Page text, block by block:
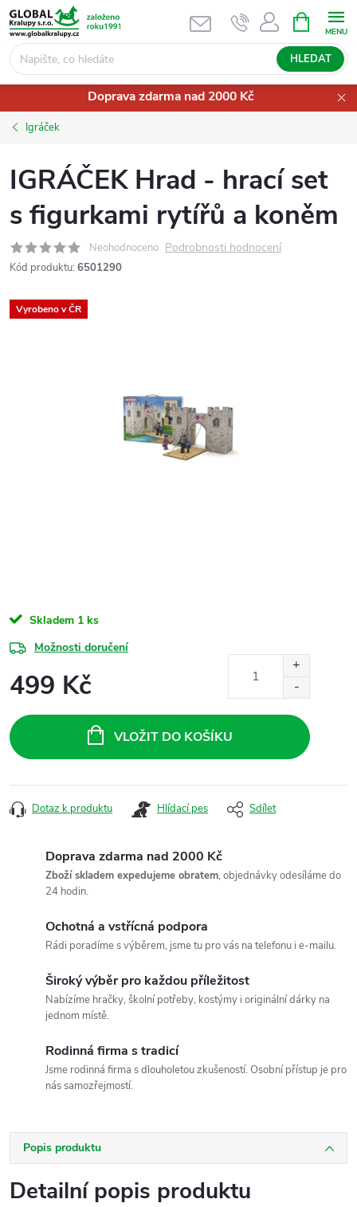
Přejít
na
obsah
HLEDAT
NÁKUPNÍ
KOŠÍK
Doprava zdarma nad 2000 Kč
Igráček
IGRÁČEK Hrad - hrací set
s figurkami rytířů a koněm
Neohodnoceno Podrobnosti hodnocení
Kód produktu: 6501290
Vyrobeno v ČR
Skladem 1 ks
Možnosti doručení
499 Kč
cena:
VLOŽIT DO KOŠÍKU
Dotaz k produktu Hlídací pes Sdílet
Doprava zdarma nad 2000 Kč
Zboží skladem expedujeme obratem, objednávky odesíláme do
24 hodin.
Ochotná a vstřícná podpora
Rádi poradíme s výběrem, jsme tu pro vás na telefonu i e-mailu.
Široký výběr pro každou příležitost
Nabízíme hračky, školní potřeby, kostýmy i originální dárky na
jednom místě.
Rodinná firma s tradicí
Jsme rodinná firma s dlouholetou zkušeností. Osobní přístup je pro
nás samozřejmostí.
Popis produktu
Detailní popis produktu